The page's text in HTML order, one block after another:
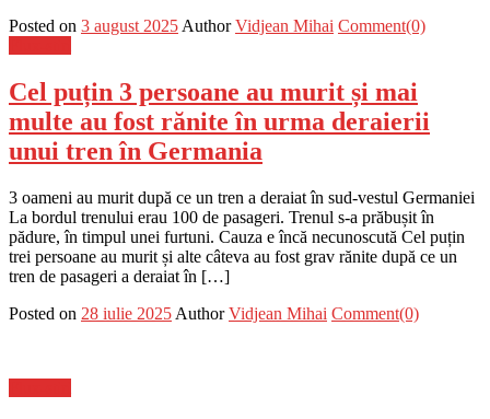
Posted on 3 august 2025 Author Vidjean Mihai Comment(0)
Cel puțin 3 persoane au murit și mai
multe au fost rănite în urma deraierii
unui tren în Germania
3 oameni au murit după ce un tren a deraiat în sud-vestul Germaniei
La bordul trenului erau 100 de pasageri. Trenul s-a prăbușit în
pădure, în timpul unei furtuni. Cauza e încă necunoscută Cel puțin
trei persoane au murit și alte câteva au fost grav rănite după ce un
tren de pasageri a deraiat în […]
Posted on 28 iulie 2025 Author Vidjean Mihai Comment(0)